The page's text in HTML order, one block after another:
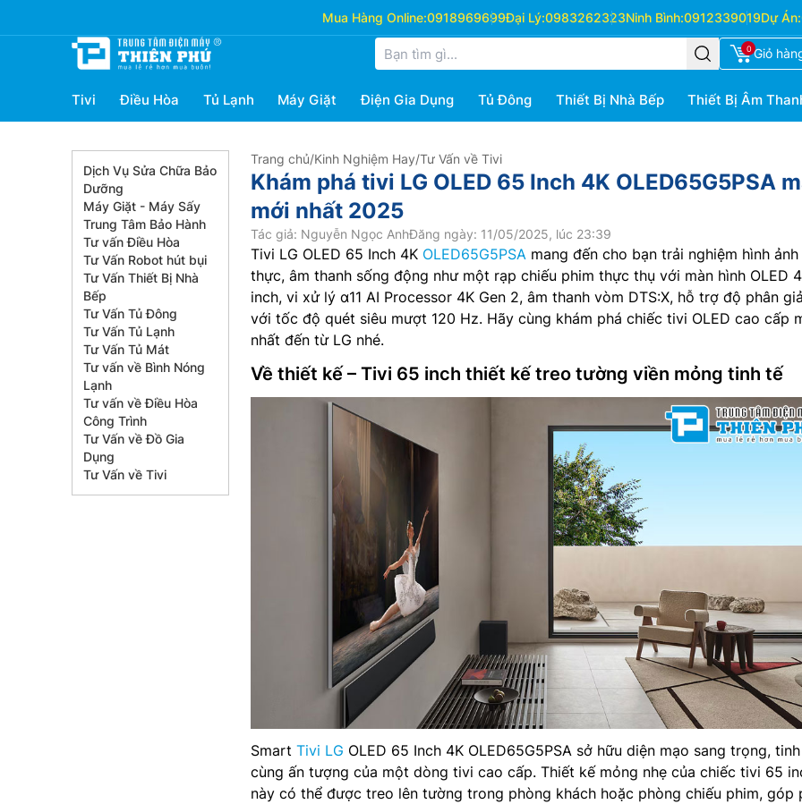
Mua Hàng Online:0918969699Đại Lý:0983262323Ninh Bình:0912339019Dự Án:
0 Giỏ
Tivi Điều Hòa Tủ Lạnh Máy Giặt Điện Gia Dụng Tủ Đông Thiết Bị Nhà Bếp Thiết Bị Âm
Dịch Vụ Sửa Chữa Bảo
Dưỡng
Máy Giặt - Máy Sấy
Trung Tâm Bảo Hành
Tư vấn Điều Hòa
Tư Vấn Robot hút bụi
Tư Vấn Thiết Bị Nhà
Bếp
Tư Vấn Tủ Đông
Tư Vấn Tủ Lạnh
Tư Vấn Tủ Mát
Tư vấn về Bình Nóng
Lạnh
Tư vấn về Điều Hòa
Công Trình
Tư Vấn về Đồ Gia
Dụng
Tư Vấn về Tivi
Trang chủ/Kinh Nghiệm Hay/Tư Vấn về Tivi
Khám phá tivi LG OLED 65 Inch 4K OLED65G5PSA
mới nhất 2025
Tác giả: Nguyễn Ngọc AnhĐăng ngày: 11/05/2025, lúc 23:39
Tivi LG OLED 65 Inch 4K OLED65G5PSA mang đến cho bạn trải nghiệm hình ảnh
thực, âm thanh sống động như một rạp chiếu phim thực thụ với màn hình OLED
inch, vi xử lý α11 AI Processor 4K Gen 2, âm thanh vòm DTS:X, hỗ trợ độ phân
với tốc độ quét siêu mượt 120 Hz. Hãy cùng khám phá chiếc tivi OLED cao cấp
nhất đến từ LG nhé.
Về thiết kế – Tivi 65 inch thiết kế treo tường viền mỏng tinh tế
Smart Tivi LG OLED 65 Inch 4K OLED65G5PSA sở hữu diện mạo sang trọng,
cùng ấn tượng của một dòng tivi cao cấp. Thiết kế mỏng nhẹ của chiếc tivi 65
này có thể được treo lên tường trong phòng khách hoặc phòng chiếu phim, góp